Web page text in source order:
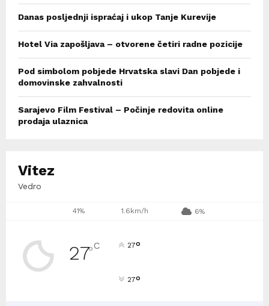
Danas posljednji ispraćaj i ukop Tanje Kurevije
Hotel Via zapošljava – otvorene četiri radne pozicije
Pod simbolom pobjede Hrvatska slavi Dan pobjede i
domovinske zahvalnosti
Sarajevo Film Festival – Počinje redovita online
prodaja ulaznica
Vitez
Vedro
41% 1.6km/h 6%
27°C 27°
27°